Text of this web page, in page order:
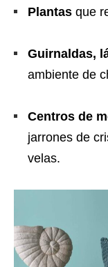
Plantas que
Guirnaldas,
ambiente de
Centros de
jarrones de
velas.